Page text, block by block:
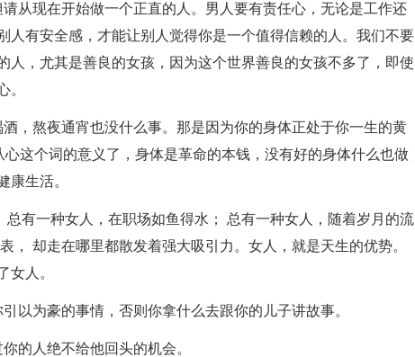
从现在开始做一个正直的人。男人要有责任心，无论是工作还
人有安全感，才能让别人觉得你是一个值得信赖的人。我们不要
人，尤其是善良的女孩，因为这个世界善良的女孩不多了，即使
。
，熬夜通宵也没什么事。那是因为你的身体正处于你一生的黄
这个词的意义了，身体是革命的本钱，没有好的身体什么也做
康生活。
总有一种女人，在职场如鱼得水； 总有一种女人，随着岁月的流
， 却走在哪里都散发着强大吸引力。女人，就是天生的优势。
女人。
以为豪的事情，否则你拿什么去跟你的儿子讲故事。
的人绝不给他回头的机会。